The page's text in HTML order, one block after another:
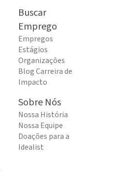
Buscar
Emprego
Empregos
Estágios
Organizações
Blog Carreira de
Impacto
Sobre Nós
Nossa História
Nossa Equipe
Doações para a
Idealist